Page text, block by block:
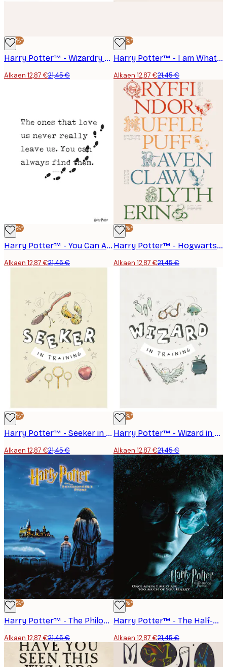
-40%*
Harry Potter™ - Wizardry with Hedwig Juliste
Alkaen 12,87 €21,45 €
-40%*
Harry Potter™ - I am What I am Juliste
Alkaen 12,87 €21,45 €
-40%*
Harry Potter™ - You Can Always Find Them Juliste
Alkaen 12,87 €21,45 €
-40%*
Harry Potter™ - Hogwarts Houses Juliste
Alkaen 12,87 €21,45 €
-40%*
Harry Potter™ - Seeker in Training Juliste
Alkaen 12,87 €21,45 €
-40%*
Harry Potter™ - Wizard in Training Juliste
Alkaen 12,87 €21,45 €
-40%*
Harry Potter™ - The Philosopher’s Stone No2 Juliste
Alkaen 12,87 €21,45 €
-40%*
Harry Potter™ - The Half-Blood Prince No2 Juliste
Alkaen 12,87 €21,45 €